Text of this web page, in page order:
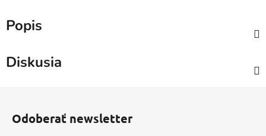
Popis
Diskusia
Odoberať newsletter